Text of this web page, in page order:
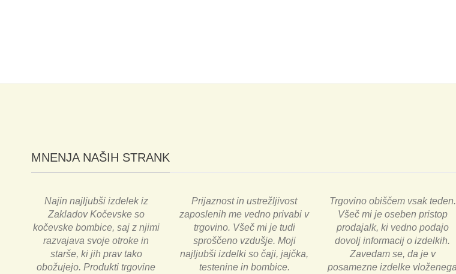
MNENJA NAŠIH STRANK
Najin najljubši izdelek iz
Zakladov Kočevske so
kočevske bombice, saj z njimi
razvajava svoje otroke in
starše, ki jih prav tako
obožujejo. Produkti trgovine
Prijaznost in ustrežljivost
zaposlenih me vedno privabi v
trgovino. Všeč mi je tudi
sproščeno vzdušje. Moji
najljubši izdelki so čaji, jajčka,
testenine in bombice.
Trgovino obiščem vsak teden.
Všeč mi je oseben pristop
prodajalk, ki vedno podajo
dovolj informacij o izdelkih.
Zavedam se, da je v
posamezne izdelke vloženega